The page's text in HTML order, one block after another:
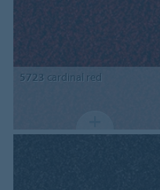
5723 cardinal red